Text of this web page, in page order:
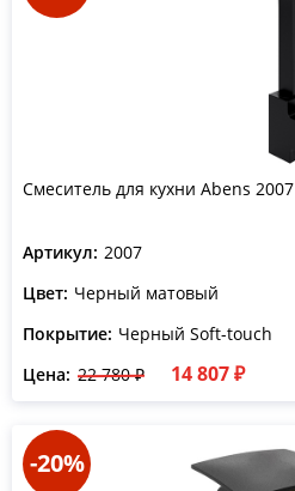
Смеситель для кухни Abens 2007
Артикул: 2007
Цвет: Черный матовый
Покрытие: Черный Soft-touch
Цена: 22 780 ₽ 14 807 ₽
-20%